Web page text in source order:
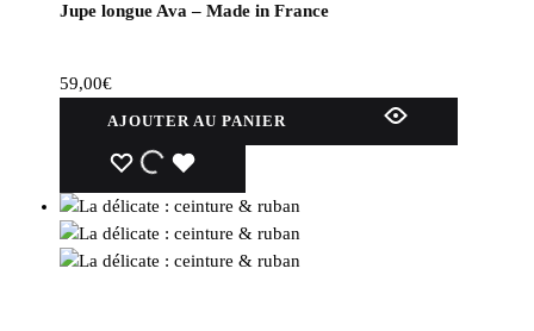
Jupe longue Ava – Made in France
59,00€
AJOUTER AU PANIER